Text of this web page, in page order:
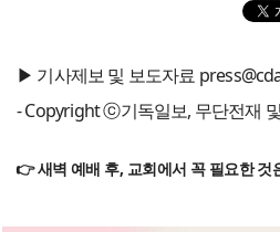
▶ 기사제보 및 보도자료
- Copyright ⓒ기독일보, 무단전재
👉 새벽 예배 후, 교회에서 꼭 필요한 것